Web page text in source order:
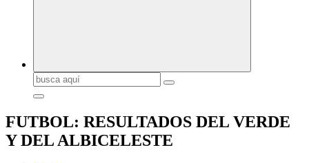
Buscar:
FUTBOL: RESULTADOS DEL VERDE
Y DEL ALBICELESTE